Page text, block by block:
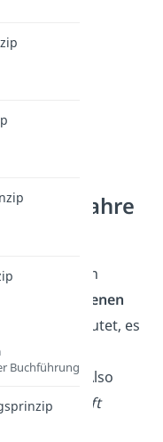
entstandenen
Das bedeutet, es
Also
nicht verkauft
des
Buchführung